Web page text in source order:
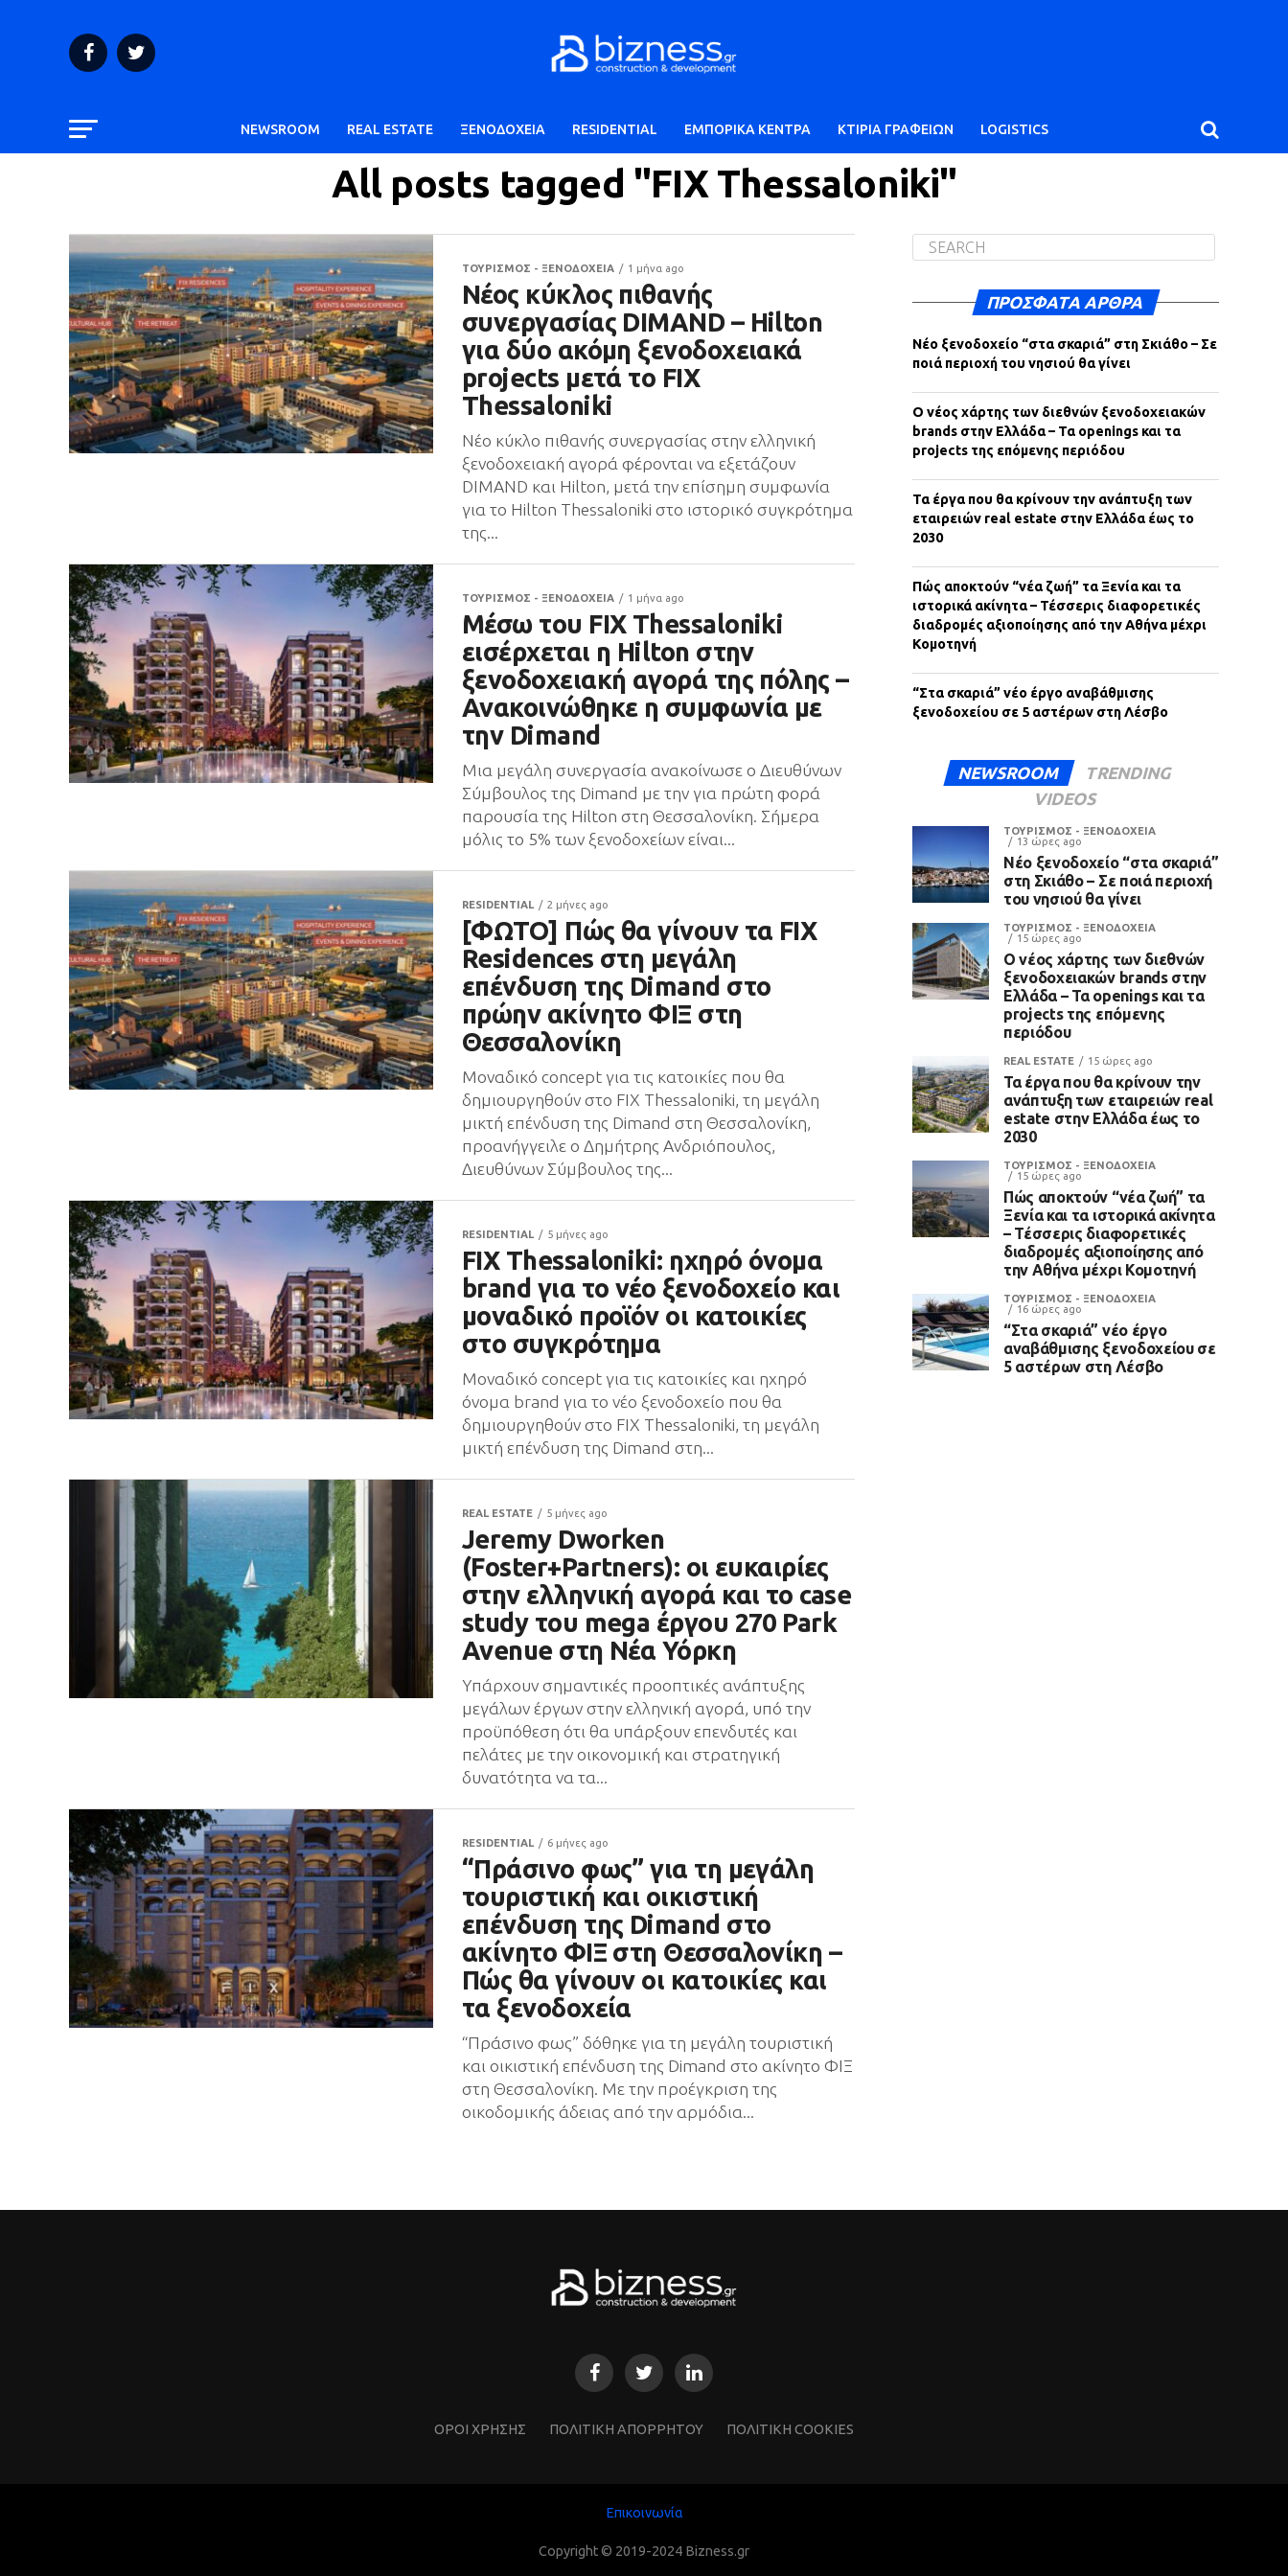
NEWSROOM REAL ESTATE ΞΕΝΟΔΟΧΕΙΑ RESIDENTIAL ΕΜΠΟΡΙΚΑ ΚΕΝΤΡΑ ΚΤΙΡΙΑ ΓΡΑΦΕΙΩΝ LOGISTICS
All posts tagged "FIX Thessaloniki"
ΤΟΥΡΙΣΜΟΣ - ΞΕΝΟΔΟΧΕΙΑ 1 μήνα ago
Νέος κύκλος πιθανής
συνεργασίας DIMAND – Hilton
για δύο ακόμη ξενοδοχειακά
projects μετά το FIX
Thessaloniki
Νέο κύκλο πιθανής συνεργασίας στην ελληνική
ξενοδοχειακή αγορά φέρονται να εξετάζουν
DIMAND και Hilton, μετά την επίσημη συμφωνία
για το Hilton Thessaloniki στο ιστορικό συγκρότημα
της...
ΤΟΥΡΙΣΜΟΣ - ΞΕΝΟΔΟΧΕΙΑ 1 μήνα ago
Μέσω του FIX Thessaloniki
εισέρχεται η Hilton στην
ξενοδοχειακή αγορά της πόλης –
Ανακοινώθηκε η συμφωνία με
την Dimand
Μια μεγάλη συνεργασία ανακοίνωσε ο Διευθύνων
Σύμβουλος της Dimand με την για πρώτη φορά
παρουσία της Hilton στη Θεσσαλονίκη. Σήμερα
μόλις το 5% των ξενοδοχείων είναι...
RESIDENTIAL 2 μήνες ago
[ΦΩΤΟ] Πώς θα γίνουν τα FIX
Residences στη μεγάλη
επένδυση της Dimand στο
πρώην ακίνητο ΦΙΞ στη
Θεσσαλονίκη
Μοναδικό concept για τις κατοικίες που θα
δημιουργηθούν στο FIX Thessaloniki, τη μεγάλη
μικτή επένδυση της Dimand στη Θεσσαλονίκη,
προανήγγειλε ο Δημήτρης Ανδριόπουλος,
Διευθύνων Σύμβουλος της...
RESIDENTIAL 5 μήνες ago
FIX Thessaloniki: ηχηρό όνομα
brand για το νέο ξενοδοχείο και
μοναδικό προϊόν οι κατοικίες
στο συγκρότημα
Μοναδικό concept για τις κατοικίες και ηχηρό
όνομα brand για το νέο ξενοδοχείο που θα
δημιουργηθούν στο FIX Thessaloniki, τη μεγάλη
μικτή επένδυση της Dimand στη...
REAL ESTATE 5 μήνες ago
Jeremy Dworken
(Foster+Partners): οι ευκαιρίες
στην ελληνική αγορά και το case
study του mega έργου 270 Park
Avenue στη Νέα Υόρκη
Υπάρχουν σημαντικές προοπτικές ανάπτυξης
μεγάλων έργων στην ελληνική αγορά, υπό την
προϋπόθεση ότι θα υπάρξουν επενδυτές και
πελάτες με την οικονομική και στρατηγική
δυνατότητα να τα...
RESIDENTIAL 6 μήνες ago
“Πράσινο φως” για τη μεγάλη
τουριστική και οικιστική
επένδυση της Dimand στο
ακίνητο ΦΙΞ στη Θεσσαλονίκη –
Πώς θα γίνουν οι κατοικίες και
τα ξενοδοχεία
“Πράσινο φως” δόθηκε για τη μεγάλη τουριστική
και οικιστική επένδυση της Dimand στο ακίνητο ΦΙΞ
στη Θεσσαλονίκη. Με την προέγκριση της
οικοδομικής άδειας από την αρμόδια...
ΠΡΌΣΦΑΤΑ ΆΡΘΡΑ
Νέο ξενοδοχείο “στα σκαριά” στη Σκιάθο – Σε
ποιά περιοχή του νησιού θα γίνει
Ο νέος χάρτης των διεθνών ξενοδοχειακών
brands στην Ελλάδα – Τα openings και τα
projects της επόμενης περιόδου
Τα έργα που θα κρίνουν την ανάπτυξη των
εταιρειών real estate στην Ελλάδα έως το
2030
Πώς αποκτούν “νέα ζωή” τα Ξενία και τα
ιστορικά ακίνητα – Τέσσερις διαφορετικές
διαδρομές αξιοποίησης από την Αθήνα μέχρι
Κομοτηνή
“Στα σκαριά” νέο έργο αναβάθμισης
ξενοδοχείου σε 5 αστέρων στη Λέσβο
NEWSROOM
TRENDING
VIDEOS
ΤΟΥΡΙΣΜΟΣ - ΞΕΝΟΔΟΧΕΙΑ
13 ώρες ago
Νέο ξενοδοχείο “στα σκαριά”
στη Σκιάθο – Σε ποιά περιοχή
του νησιού θα γίνει
ΤΟΥΡΙΣΜΟΣ - ΞΕΝΟΔΟΧΕΙΑ
15 ώρες ago
Ο νέος χάρτης των διεθνών
ξενοδοχειακών brands στην
Ελλάδα – Τα openings και τα
projects της επόμενης
περιόδου
REAL ESTATE 15 ώρες ago
Τα έργα που θα κρίνουν την
ανάπτυξη των εταιρειών real
estate στην Ελλάδα έως το
2030
ΤΟΥΡΙΣΜΟΣ - ΞΕΝΟΔΟΧΕΙΑ
15 ώρες ago
Πώς αποκτούν “νέα ζωή” τα
Ξενία και τα ιστορικά ακίνητα
– Τέσσερις διαφορετικές
διαδρομές αξιοποίησης από
την Αθήνα μέχρι Κομοτηνή
ΤΟΥΡΙΣΜΟΣ - ΞΕΝΟΔΟΧΕΙΑ
16 ώρες ago
“Στα σκαριά” νέο έργο
αναβάθμισης ξενοδοχείου σε
5 αστέρων στη Λέσβο
ΌΡΟΙ ΧΡΗΣΗΣ ΠΟΛΙΤΙΚΗ ΑΠΟΡΡΗΤΟΥ ΠΟΛΙΤΙΚΗ COOKIES
Επικοινωνία
Copyright © 2019-2024 Bizness.gr